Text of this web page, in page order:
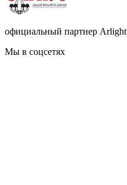
официальный партнер Arlight
Мы в соцсетях